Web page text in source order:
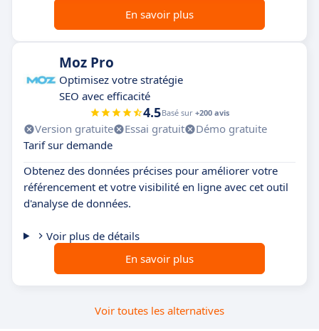
En savoir plus
Moz Pro
Optimisez votre stratégie
SEO avec efficacité
4.5Basé sur +200 avis
Version gratuite Essai gratuit
Démo gratuite
Tarif sur demande
Obtenez des données précises pour améliorer votre
référencement et votre visibilité en ligne avec cet outil
d'analyse de données.
Voir plus de détails
En savoir plus
Voir toutes les alternatives